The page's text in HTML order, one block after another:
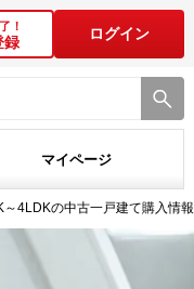
！
録
ログイン
マイページ
4LDKの中古一戸建て購入情報